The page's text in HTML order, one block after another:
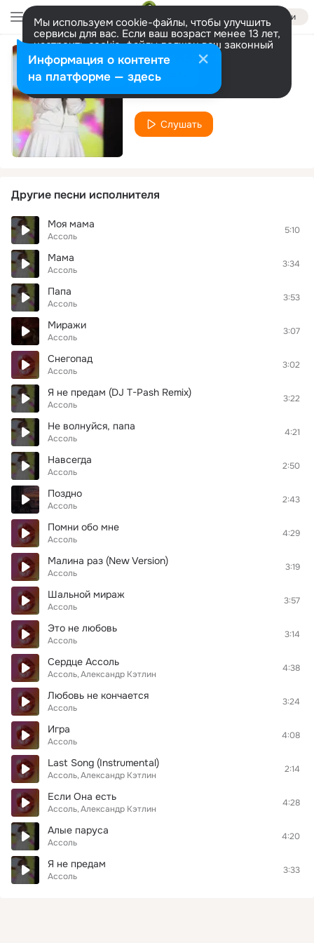
Войти
Мы используем cookie-файлы, чтобы улучшить
сервисы для вас. Если ваш возраст менее 13 лет,
настроить cookie-файлы должен ваш законный
представитель. Больше информации
Разрешить все Настроить
Танец под дождем
Ассоль
Слушать
Другие песни исполнителя
Моя мама
Ассоль
5:10
Мама
Ассоль
3:34
Папа
Ассоль
3:53
Миражи
Ассоль
3:07
Снегопад
Ассоль
3:02
Я не предам (DJ T-Pash Remix)
Ассоль
3:22
Не волнуйся, папа
Ассоль
4:21
Навсегда
Ассоль
2:50
Поздно
Ассоль
2:43
Помни обо мне
Ассоль
4:29
Малина раз (New Version)
Ассоль
3:19
Шальной мираж
Ассоль
3:57
Это не любовь
Ассоль
3:14
Сердце Ассоль
Ассоль Александр Кэтлин
4:38
Любовь не кончается
Ассоль
3:24
Игра
Ассоль
4:08
Last Song (Instrumental)
Ассоль Александр Кэтлин
2:14
Если Она есть
Ассоль Александр Кэтлин
4:28
Алые паруса
Ассоль
4:20
Я не предам
Ассоль
3:33
Информация о контенте
на платформе — здесь